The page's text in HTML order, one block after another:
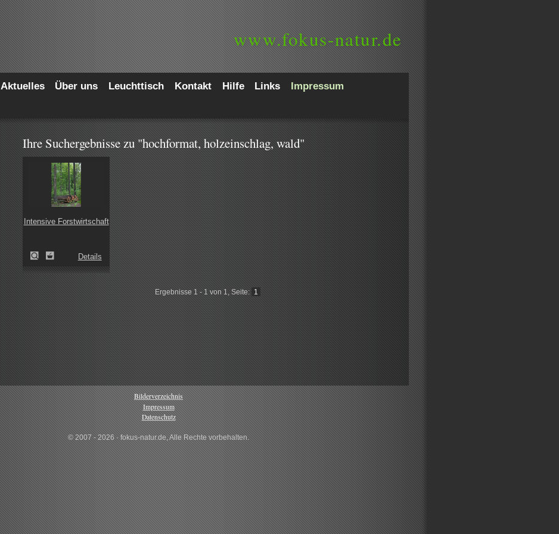
www.fokus-natur.de
Aktuelles Über uns Leuchttisch Kontakt Hilfe Links
Impressum
Ihre Suchergebnisse zu "hochformat, holzeinschlag, wald"
Intensive Forstwirtschaft
Details
Ergebnisse 1 - 1 von 1, Seite: 1
Bilderverzeichnis
Impressum
Datenschutz
© 2007 - 2026 · fokus-natur.de, Alle Rechte vorbehalten.